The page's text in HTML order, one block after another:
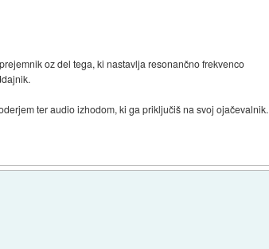
oz del tega, ki nastavlja resonančno frekvenco
ter audio izhodom, ki ga priključiš na svoj ojačevalnik.